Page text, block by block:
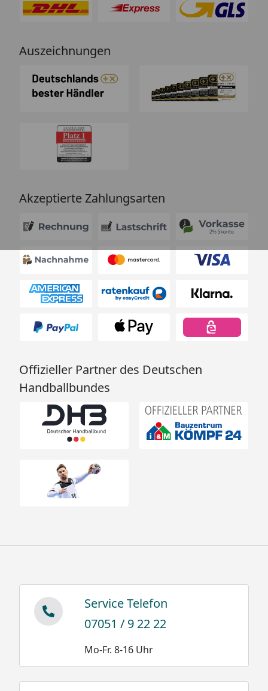
Auszeichnungen
Akzeptierte Zahlungsarten
Offizieller Partner des Deutschen
Handballbundes
Service Telefon
07051 / 9 22 22
Mo-Fr. 8-16 Uhr